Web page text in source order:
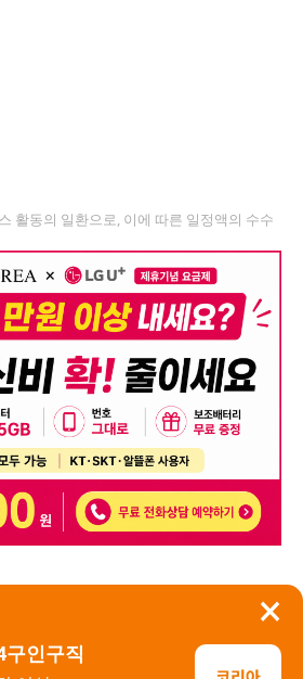
×
구인구직
활동의 일환으로, 이에 따른 일정액의 수수